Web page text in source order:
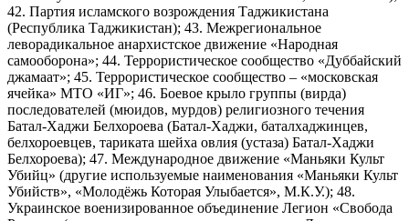
42. Партия исламского возрождения Таджикистана
(Республика Таджикистан); 43. Межрегиональное
леворадикальное анархистское движение «Народная
самооборона»; 44. Террористическое сообщество «Дуббайский
джамаат»; 45. Террористическое сообщество – «московская
ячейка» МТО «ИГ»; 46. Боевое крыло группы (вирда)
последователей (мюидов, мурдов) религиозного течения
Батал-Хаджи Белхороева (Батал-Хаджи, баталхаджинцев,
белхороевцев, тариката шейха овлия (устаза) Батал-Хаджи
Белхороева); 47. Международное движение «Маньяки Культ
Убийц» (другие используемые наименования «Маньяки Культ
Убийств», «Молодёжь Которая Улыбается», М.К.У.); 48.
Украинское военизированное объединение Легион «Свобода